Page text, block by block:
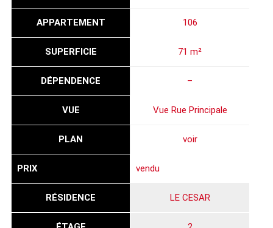
APPARTEMENT 106
SUPERFICIE 71 m²
DÉPENDENCE –
VUE Vue Rue Principale
PLAN voir
PRIX vendu
RÉSIDENCE LE CESAR